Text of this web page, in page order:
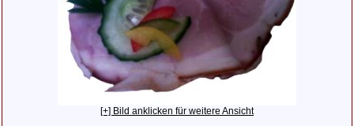
[+] Bild anklicken für weitere Ansicht